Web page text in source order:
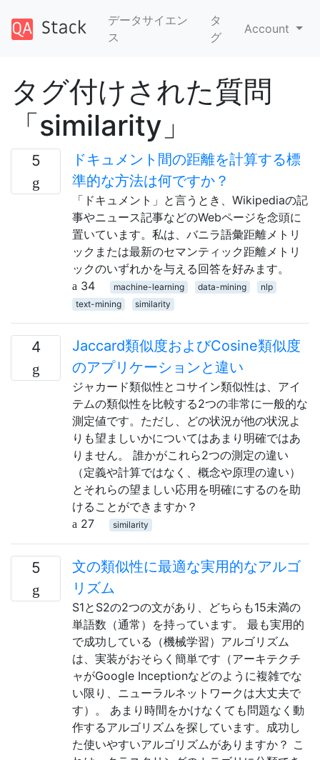
データサイエン
ス
タ
グ
Account
タグ付けされた質問
「similarity」
5
ドキュメント間の距離を計算する標
準的な方法は何ですか？
「ドキュメント」と言うとき、Wikipediaの記
事やニュース記事などのWebページを念頭に
置いています。私は、バニラ語彙距離メトリ
ックまたは最新のセマンティック距離メトリ
ックのいずれかを与える回答を好みます。
34
machine-learning data-mining
nlp
text-mining
similarity
4
Jaccard類似度およびCosine類似度
のアプリケーションと違い
ジャカード類似性とコサイン類似性は、アイ
テムの類似性を比較する2つの非常に一般的な
測定値です。ただし、どの状況が他の状況よ
りも望ましいかについてはあまり明確ではあ
りません。 誰かがこれら2つの測定の違い
（定義や計算ではなく、概念や原理の違い）
とそれらの望ましい応用を明確にするのを助
けることができますか？
27
similarity
5
文の類似性に最適な実用的なアルゴ
リズム
S1とS2の2つの文があり、どちらも15未満の
単語数（通常）を持っています。 最も実用的
で成功している（機械学習）アルゴリズム
は、実装がおそらく簡単です（アーキテクチ
ャがGoogle Inceptionなどのように複雑でな
い限り、ニューラルネットワークは大丈夫で
す）。 あまり時間をかけなくても問題なく動
作するアルゴリズムを探しています。成功し
た使いやすいアルゴリズムがありますか？ こ